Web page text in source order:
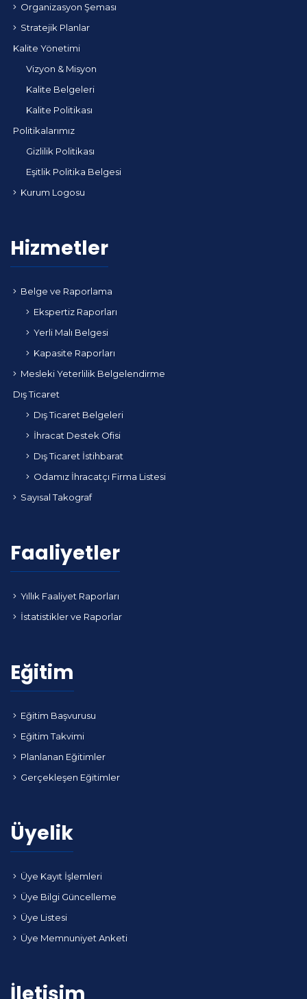
Organizasyon Şeması
Stratejik Planlar
Kalite Yönetimi
Vizyon & Misyon
Kalite Belgeleri
Kalite Politikası
Politikalarımız
Gizlilik Politikası
Eşitlik Politika Belgesi
Kurum Logosu
Hizmetler
Belge ve Raporlama
Ekspertiz Raporları
Yerli Malı Belgesi
Kapasite Raporları
Mesleki Yeterlilik Belgelendirme
Dış Ticaret
Dış Ticaret Belgeleri
İhracat Destek Ofisi
Dış Ticaret İstihbarat
Odamız İhracatçı Firma Listesi
Sayısal Takograf
Faaliyetler
Yıllık Faaliyet Raporları
İstatistikler ve Raporlar
Eğitim
Eğitim Başvurusu
Eğitim Takvimi
Planlanan Eğitimler
Gerçekleşen Eğitimler
Üyelik
Üye Kayıt İşlemleri
Üye Bilgi Güncelleme
Üye Listesi
Üye Memnuniyet Anketi